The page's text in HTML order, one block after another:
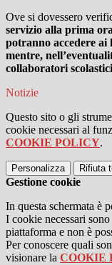
Ove si dovessero
servizio alla prima
potranno accedere
mentre,
collaboratori
Notizie
Questo sito o gli
cookie necessari al
COOKIE POLICY.
Personalizza Rifiuta
Gestione cookie
In questa schermata è
I cookie necessari
piattaforma e non è
Per conoscere quali
visionare la COOKIE